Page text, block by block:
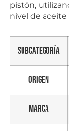
pistón,
nivel de
Subcategoría
Origen
Marca